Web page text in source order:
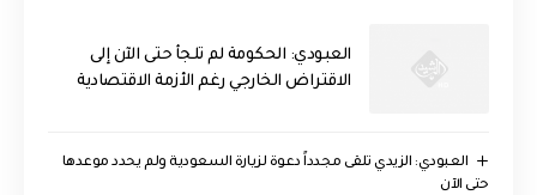
العبودي: الحكومة لم تلجأ حتى الآن إلى
الاقتراض الخارجي رغم الأزمة الاقتصادية
العبودي: الزيدي تلقى مجدداً دعوة لزيارة السعودية ولم يحدد موعدها
حتى الآن